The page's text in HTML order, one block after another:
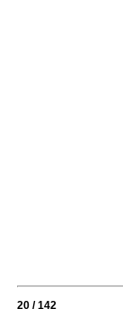
20 / 142